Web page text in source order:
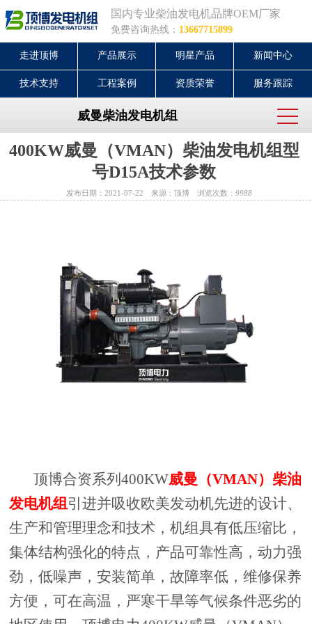
国内专业柴油发电机品牌OEM厂家
免费咨询热线： 13667715899
走进顶博 产品展示 明星产品 新闻中心
技术支持 工程案例 资质荣誉 服务跟踪
威曼柴油发电机组
400KW威曼（VMAN）柴油发电机组型
号D15A技术参数
发布日期：2021-07-22 来源：顶博 浏览次数： 9988
顶博合资系列400KW威曼（VMAN）柴油
发电机组 引进并吸收欧美发动机先进的设计、
生产和管理理念和技术，机组具有低压缩比，
集体结构强化的特点，产品可靠性高，动力强
劲，低噪声，安装简单，故障率低，维修保养
方便，可在高温，严寒干旱等气候条件恶劣的